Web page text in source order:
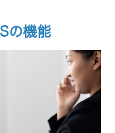
の機能